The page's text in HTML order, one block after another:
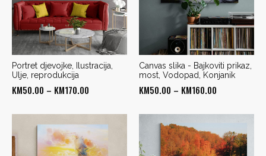
Portret djevojke, Ilustracija,
Ulje, reprodukcija
KM50.00 – KM170.00
through
KM170.00
Canvas slika - Bajkoviti prikaz,
most, Vodopad, Konjanik
KM50.00 – KM160.00
through
KM160.00